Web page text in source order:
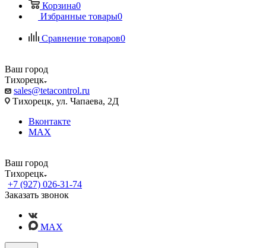
Корзина0
Избранные товары0
Сравнение товаров0
Ваш город
Тихорецк
sales@tetacontrol.ru
Тихорецк, ул. Чапаева, 2Д
Вконтакте
MAX
Ваш город
Тихорецк
+7 (927) 026-31-74
Заказать звонок
MAX